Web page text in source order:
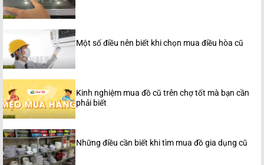
Một số điều nên biết khi chọn mua điều hòa cũ
Kinh nghiệm mua đồ cũ trên chợ tốt mà bạn cần
phải biết
Những điều cần biết khi tìm mua đồ gia dụng cũ